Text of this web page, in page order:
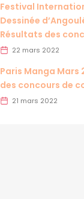
Festival
Dessinée
Résultats des
22 mars 2022
Paris Manga Mars
des concours de
21 mars 2022